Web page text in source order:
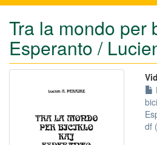
Tra la mondo per
Esperanto /
df